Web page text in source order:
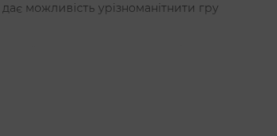
можливість урізноманітнити гру
силікону. Його приємно тримати в